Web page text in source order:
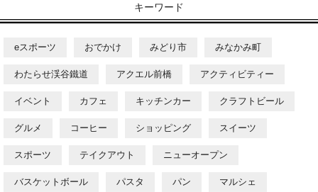
キーワード
eスポーツ おでかけ みどり市 みなかみ町
わたらせ渓谷鐵道 アクエル前橋 アクティビティー
イベント カフェ キッチンカー クラフトビール
グルメ コーヒー ショッピング スイーツ
スポーツ テイクアウト ニューオープン
バスケットボール パスタ パン マルシェ